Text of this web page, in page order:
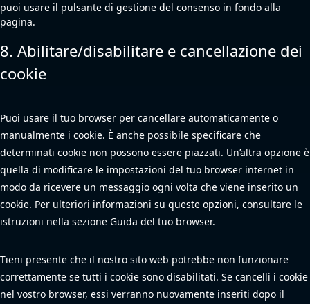
puoi usare il pulsante di gestione del consenso in fondo alla
pagina.
8. Abilitare/disabilitare e cancellazione dei
cookie
Puoi usare il tuo browser per cancellare automaticamente o
manualmente i cookie. È anche possibile specificare che
determinati cookie non possono essere piazzati. Un’altra opzione è
quella di modificare le impostazioni del tuo browser internet in
modo da ricevere un messaggio ogni volta che viene inserito un
cookie. Per ulteriori informazioni su queste opzioni, consultare le
istruzioni nella sezione Guida del tuo browser.
Tieni presente che il nostro sito web potrebbe non funzionare
correttamente se tutti i cookie sono disabilitati. Se cancelli i cookie
nel vostro browser, essi verranno nuovamente inseriti dopo il